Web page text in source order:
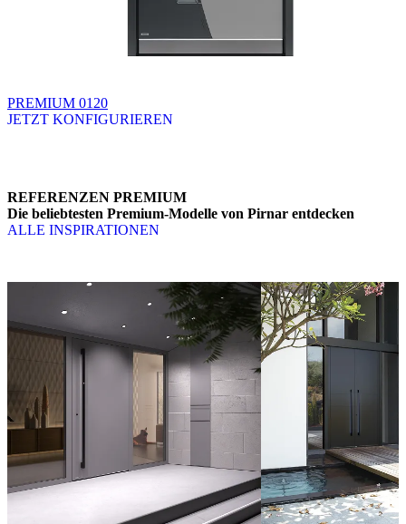
PREMIUM 0120
JETZT KONFIGURIEREN
REFERENZEN PREMIUM
Die beliebtesten Premium-Modelle von Pirnar entdecken
ALLE INSPIRATIONEN